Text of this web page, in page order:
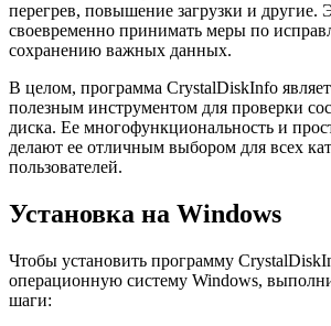
перегрев, повышение загрузки и другие.
своевременно принимать меры по
сохранению важных данных.
В целом, программа CrystalDiskInfo
полезным инструментом для проверки
диска. Ее многофункциональность и
делают ее отличным выбором для всех
пользователей.
Установка на Windows
Чтобы установить программу
операционную систему Windows,
шаги: